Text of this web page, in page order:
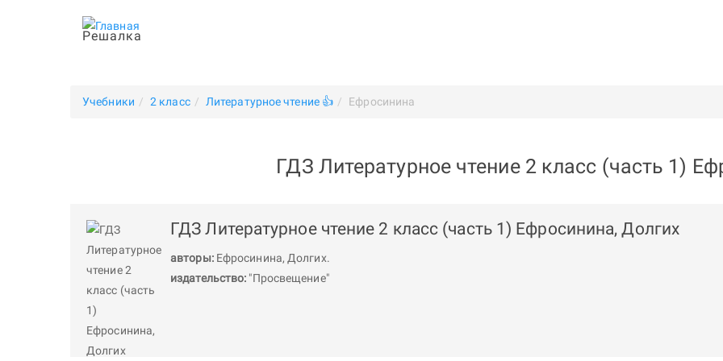
Решалка
Учебники 2 класс Литературное чтение 👍 Ефросинина
ГДЗ Литературное чтение 2 класс (часть 1)
ГДЗ Литературное чтение 2 класс (часть 1) Ефросинина, Долгих
авторы: Ефросинина, Долгих.
издательство: "Просвещение"